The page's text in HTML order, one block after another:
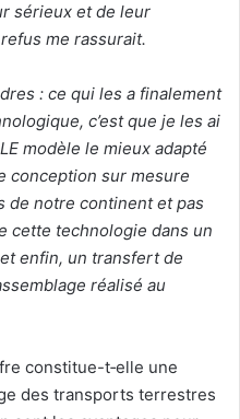
sérieux et de leur
me rassurait.
: ce qui les a finalement
c’est que je les ai
modèle le mieux adapté
conception sur mesure
de notre continent et pas
cette technologie dans un
enfin, un transfert de
réalisé au
constitue-t‑elle une
des transports terrestres